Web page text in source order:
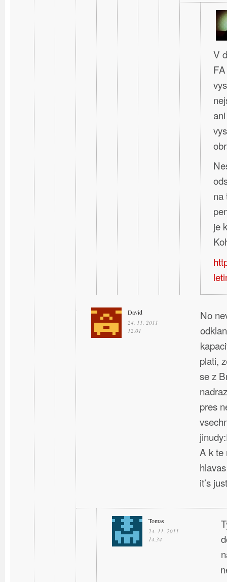
V
na
je
David
24. 11. 2011
12.01
No
plati,
se z
pres
A k te
it’s
Tomas
24. 11. 2011
14.34